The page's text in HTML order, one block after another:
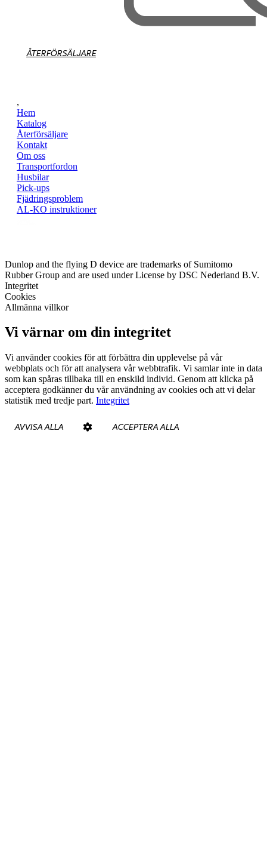
ÅTERFÖRSÄLJARE
,
Hem
Katalog
Återförsäljare
Kontakt
Om oss
Transportfordon
Husbilar
Pick-ups
Fjädringsproblem
AL-KO instruktioner
Dunlop and the flying D device are trademarks of Sumitomo
Rubber Group and are used under License by DSC Nederland B.V.
Integritet
Cookies
Allmänna villkor
Vi värnar om din integritet
Vi använder cookies för att förbättra din upplevelse på vår
webbplats och för att analysera vår webbtrafik. Vi samlar inte in data
som kan spåras tillbaka till en enskild individ. Genom att klicka på
acceptera godkänner du vår användning av cookies och att vi delar
statistik med tredje part. Integritet
AVVISA ALLA ACCEPTERA ALLA